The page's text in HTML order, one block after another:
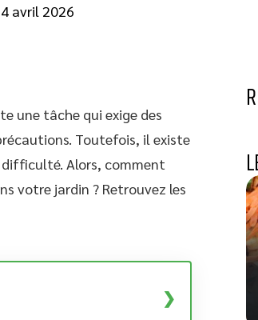
avril 2026
une tâche qui exige des
Toutefois, il existe
difficulté. Alors, comment
votre jardin ? Retrouvez les